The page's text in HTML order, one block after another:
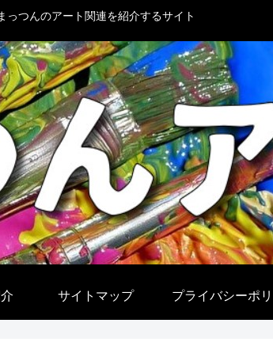
っつんのアート関連を紹介するサイト
サイトマップ プライバシーポ